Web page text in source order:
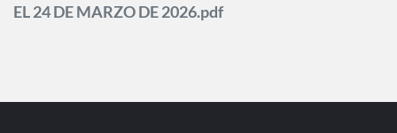
EL 24 DE MARZO DE 2026.pdf